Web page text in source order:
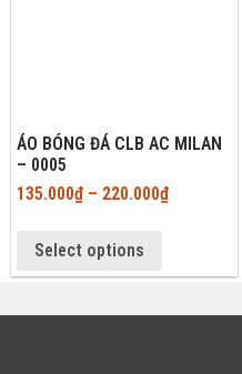
ÁO BÓNG ĐÁ CLB AC MILAN
– 0005
135.000₫– 220.000₫
Select options